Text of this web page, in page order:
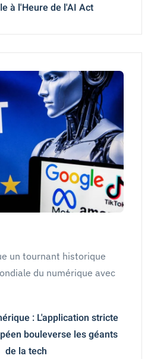
à l'Heure de l'AI Act
un tournant historique
du numérique avec
: L'application stricte
bouleverse les géants
de la tech